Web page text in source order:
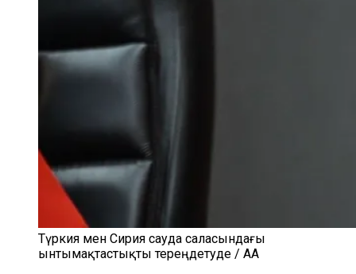
Түркия мен Сирия сауда саласындағы
ынтымақтастықты тереңдетуде / AA